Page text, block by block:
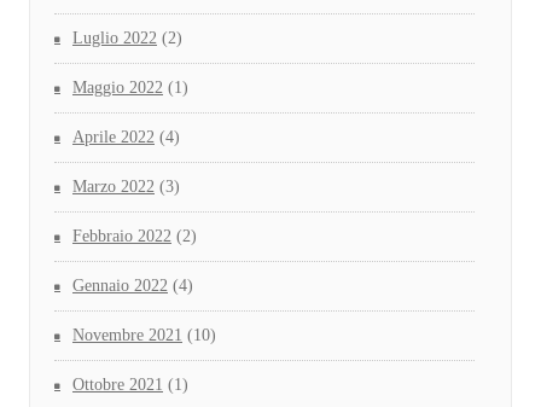
Luglio 2022 (2)
Maggio 2022 (1)
Aprile 2022 (4)
Marzo 2022 (3)
Febbraio 2022 (2)
Gennaio 2022 (4)
Novembre 2021 (10)
Ottobre 2021 (1)